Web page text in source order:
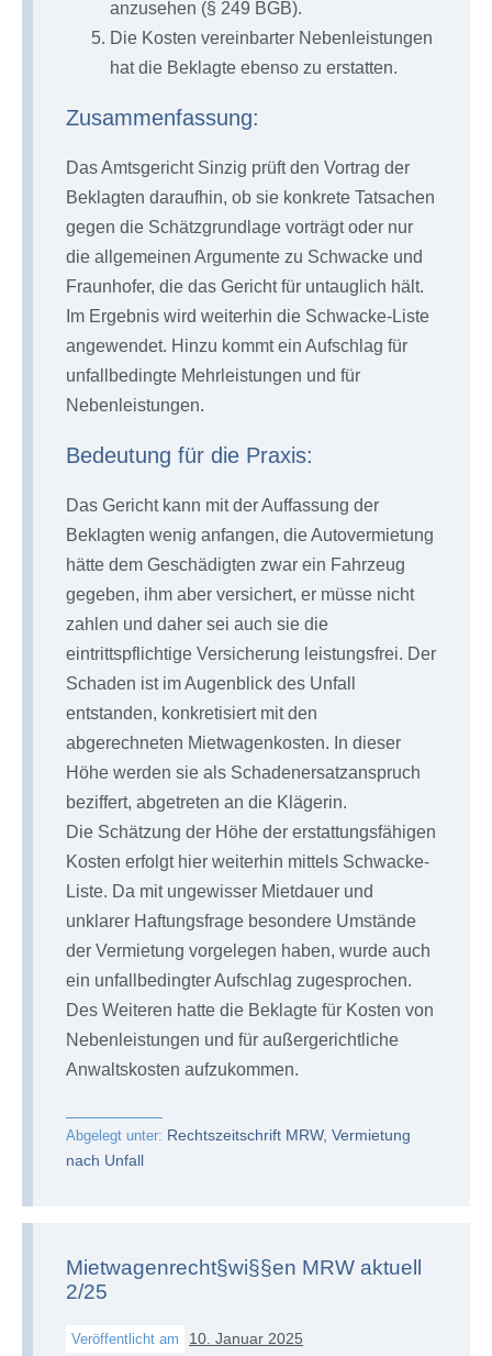
anzusehen (§ 249 BGB).
Die Kosten vereinbarter Nebenleistungen
hat die Beklagte ebenso zu erstatten.
Zusammenfassung:
Das Amtsgericht Sinzig prüft den Vortrag der
Beklagten daraufhin, ob sie konkrete Tatsachen
gegen die Schätzgrundlage vorträgt oder nur
die allgemeinen Argumente zu Schwacke und
Fraunhofer, die das Gericht für untauglich hält.
Im Ergebnis wird weiterhin die Schwacke-Liste
angewendet. Hinzu kommt ein Aufschlag für
unfallbedingte Mehrleistungen und für
Nebenleistungen.
Bedeutung für die Praxis:
Das Gericht kann mit der Auffassung der
Beklagten wenig anfangen, die Autovermietung
hätte dem Geschädigten zwar ein Fahrzeug
gegeben, ihm aber versichert, er müsse nicht
zahlen und daher sei auch sie die
eintrittspflichtige Versicherung leistungsfrei. Der
Schaden ist im Augenblick des Unfall
entstanden, konkretisiert mit den
abgerechneten Mietwagenkosten. In dieser
Höhe werden sie als Schadenersatzanspruch
beziffert, abgetreten an die Klägerin.
Die Schätzung der Höhe der erstattungsfähigen
Kosten erfolgt hier weiterhin mittels Schwacke-
Liste. Da mit ungewisser Mietdauer und
unklarer Haftungsfrage besondere Umstände
der Vermietung vorgelegen haben, wurde auch
ein unfallbedingter Aufschlag zugesprochen.
Des Weiteren hatte die Beklagte für Kosten von
Nebenleistungen und für außergerichtliche
Anwaltskosten aufzukommen.
Abgelegt unter: Rechtszeitschrift MRW, Vermietung
nach Unfall
Mietwagenrecht§wi§§en MRW aktuell
2/25
Veröffentlicht am 10. Januar 2025